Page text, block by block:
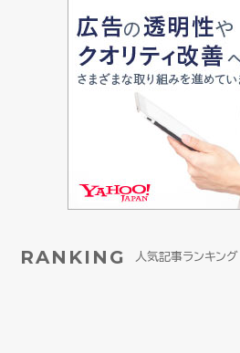
RANKING 人気記事ランキング